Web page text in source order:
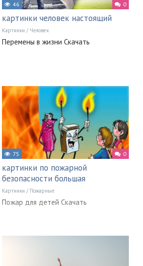
46 0
картинки человек настоящий
Картинки / Человек
Перемены в жизни Скачать
75 0
картинки по пожарной
безопасности большая
Картинки / Пожарные
Пожар для детей Скачать